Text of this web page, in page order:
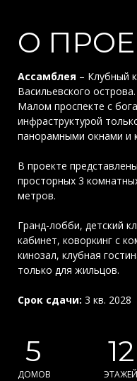
О
12
5
ЭТАЖЕЙ
ДОМОВ
Ассамблея – Клубный
Васильевского
Малом проспекте с
инфраструктурой
панорамными окнами и
В проекте
просторных 3
метров.
Гранд-лобби, детский
кабинет, коворкинг с
кинозал, клубная
только для жильцов.
Срок сдачи: 3 кв. 2028